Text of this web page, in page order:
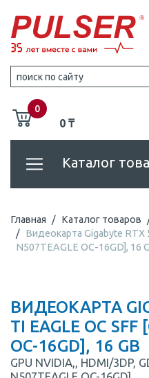
0
0 ₸
Каталог
Главная Каталог товаров
Видеокарта Gigabyte RTX
N507TEAGLE OC-16GD], 16
ВИДЕОКАРТА
TI EAGLE OC SFF
OC-16GD], 16 GB
GPU NVIDIA,, HDMI/3DP,